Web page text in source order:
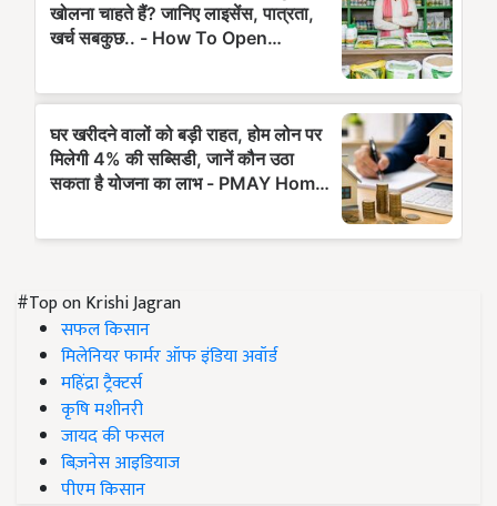
#Top on Krishi Jagran
सफल किसान
मिलेनियर फार्मर ऑफ इंडिया अवॉर्ड
महिंद्रा ट्रैक्टर्स
कृषि मशीनरी
जायद की फसल
बिज़नेस आइडियाज
पीएम किसान